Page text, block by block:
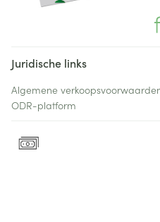
Juridische links
Algemene
ODR-platform